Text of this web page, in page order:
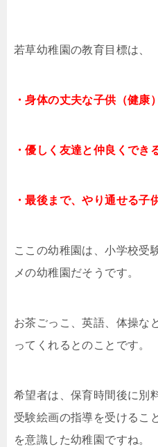
若草幼稚園の教育目標は、
・身体の丈夫な子供（健康）
・優しく友達と仲良くでき
・最後まで、やり通せる子
ここの幼稚園は、小学校受
メの幼稚園だそうです。
お茶ごっこ、英語、体操な
ってくれるとのことです。
希望者は、保育時間後に別
受験絵画の指導を受けるこ
を意識した幼稚園ですね。